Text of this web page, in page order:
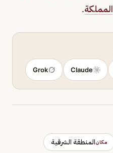
المملكة.
Claude
Grok
مكانالمنطقة الشرقية